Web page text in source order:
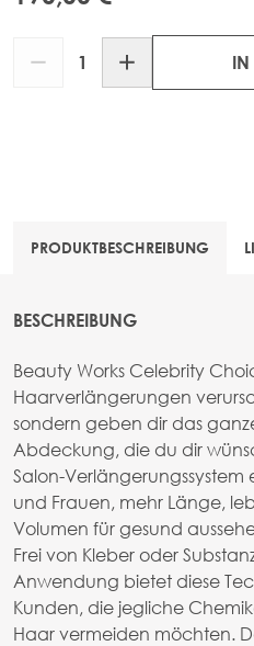
IN
PRODUKTBESCHREIBUNG
BESCHREIBUNG
Beauty Works Celebrity
Haarverlängerungen
sondern geben dir das
Abdeckung, die du dir
Salon-
und Frauen, mehr Länge,
Volumen für gesund
Frei von Kleber oder
Anwendung bietet diese
Kunden, die jegliche
Haar vermeiden möchten.